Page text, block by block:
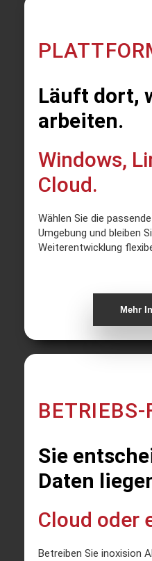
Läuft dort,
arbeiten.
Windows,
Cloud.
Wählen Sie die
Umgebung und bleiben
Weiterentwicklung
Mehr
BETRIEBS-
Sie
Daten
Cloud oder
Betreiben Sie inoxision